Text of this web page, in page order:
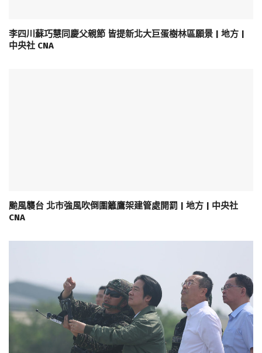
李四川蘇巧慧同慶父親節 皆提新北大巨蛋樹林區願景 | 地方 |
中央社 CNA
颱風襲台 北市強風吹倒圍籬鷹架建管處開罰 | 地方 | 中央社
CNA